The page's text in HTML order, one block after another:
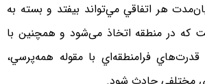
هر اتفاقي مي‌تواند بيفتد و بسته به
كه در منطقه اتخاذ می‌شود و همچنين با
فرامنطقه‌اي با مقوله همه‌پرسي،